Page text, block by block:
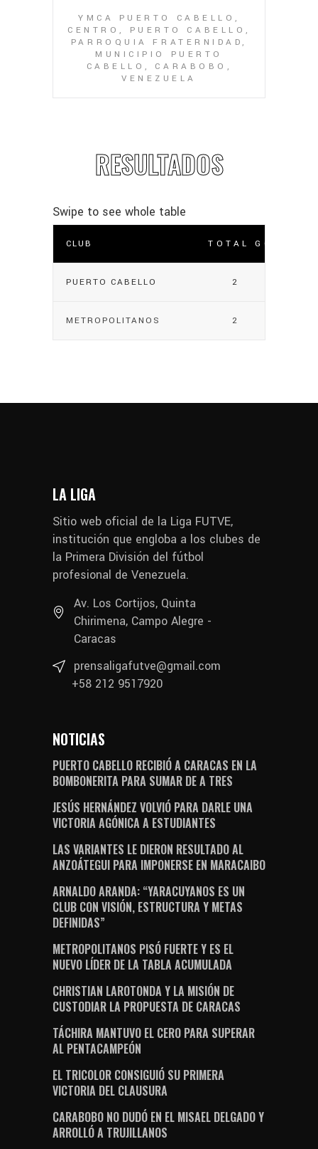
YMCA PUERTO CABELLO,
CENTRO, PUERTO CABELLO,
PARROQUIA FRATERNIDAD,
MUNICIPIO PUERTO
CABELLO, CARABOBO,
VENEZUELA
RESULTADOS
CLUB TOTAL GOLES
PUERTO CABELLO 2
METROPOLITANOS 2
LA LIGA
Sitio web oficial de la Liga FUTVE,
institución que engloba a los clubes de
la Primera División del fútbol
profesional de Venezuela.
Av. Los Cortijos, Quinta
Chirimena, Campo Alegre -
Caracas
prensaligafutve@gmail.com
+58 212 9517920
NOTICIAS
PUERTO CABELLO RECIBIÓ A CARACAS EN LA
BOMBONERITA PARA SUMAR DE A TRES
JESÚS HERNÁNDEZ VOLVIÓ PARA DARLE UNA
VICTORIA AGÓNICA A ESTUDIANTES
LAS VARIANTES LE DIERON RESULTADO AL
ANZOÁTEGUI PARA IMPONERSE EN MARACAIBO
ARNALDO ARANDA: “YARACUYANOS ES UN
CLUB CON VISIÓN, ESTRUCTURA Y METAS
DEFINIDAS”
METROPOLITANOS PISÓ FUERTE Y ES EL
NUEVO LÍDER DE LA TABLA ACUMULADA
CHRISTIAN LAROTONDA Y LA MISIÓN DE
CUSTODIAR LA PROPUESTA DE CARACAS
TÁCHIRA MANTUVO EL CERO PARA SUPERAR
AL PENTACAMPEÓN
EL TRICOLOR CONSIGUIÓ SU PRIMERA
VICTORIA DEL CLAUSURA
CARABOBO NO DUDÓ EN EL MISAEL DELGADO Y
ARROLLÓ A TRUJILLANOS